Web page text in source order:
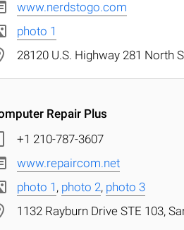
www.nerdstogo.com
photo 1
28120 U.S. Highway 281 North
Repair Plus
+1 210-787-3607
www.repaircom.net
photo 1 , photo 2, photo 3
1132 Rayburn Drive STE 103,